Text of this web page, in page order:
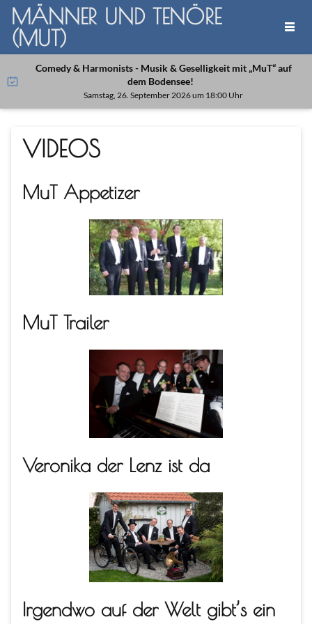
MÄNNER UND TENÖRE
(MUT)
Comedy & Harmonists - Musik & Geselligkeit mit „MuT“ auf
dem Bodensee!
Samstag, 26. September 2026 um 18:00 Uhr
VIDEOS
MuT Appetizer
MuT Trailer
Veronika der Lenz ist da
Irgendwo auf der Welt gibt’s ein